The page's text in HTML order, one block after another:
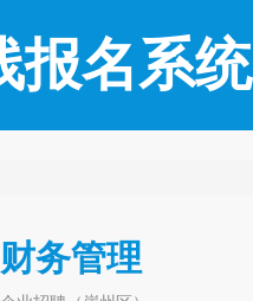
报名系统
财务管理